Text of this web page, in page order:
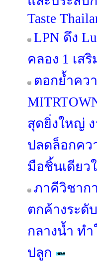
Taste
LPN ดึง
คลอง 1 เส
ตอกย้ำคว
สุดยิ่งใหญ่
ปลดล็อกคว
มือชิ้นเดียว
ภาคีวิชาก
ตกค้างระดั
กลางน้ำ ท
ปลูก